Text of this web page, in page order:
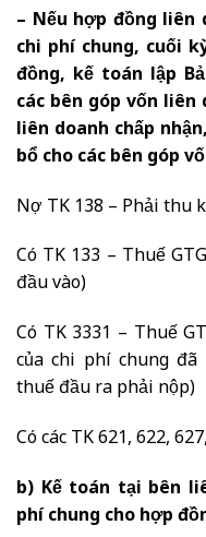
– Nếu hợp đồng
chi phí chung, cuối
đồng, kế toán lập
các bên góp vốn
liên doanh chấp
bổ cho các bên góp
Nợ TK 138 – Phải thu
Có TK 133 – Thuế
đầu vào)
Có TK 3331 – Thuế
của chi phí chung
thuế đầu ra phải nộp)
Có các TK 621, 622,
b) Kế toán tại bên
phí chung cho hợp